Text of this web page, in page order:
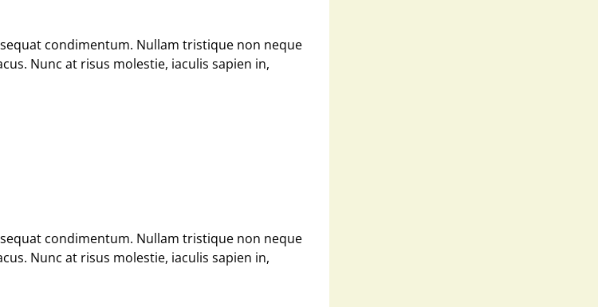
condimentum. Nullam tristique non neque
Nunc at risus molestie, iaculis sapien in,
condimentum. Nullam tristique non neque
Nunc at risus molestie, iaculis sapien in,